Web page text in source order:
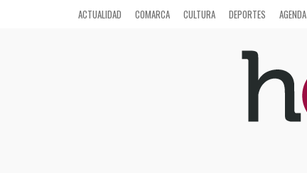
ACTUALIDAD COMARCA CULTURA DEPORTES AGENDA